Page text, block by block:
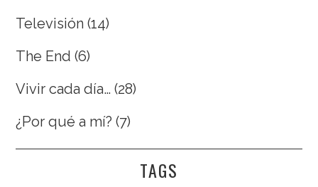
Televisión (14)
The End (6)
Vivir cada día… (28)
¿Por qué a mí? (7)
TAGS